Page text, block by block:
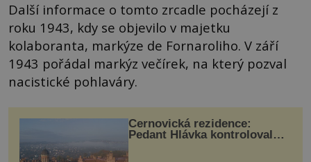
Další informace o tomto zrcadle pocházejí z
roku 1943, kdy se objevilo v majetku
kolaboranta, markýze de Fornaroliho. V září
1943 pořádal markýz večírek, na který pozval
nacistické pohlaváry.
Černovická rezidence:
Pedant Hlávka kontroloval